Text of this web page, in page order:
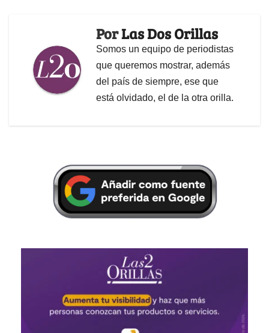
PorLas Dos Orillas
Somos un equipo de periodistas
que queremos mostrar, además
del país de siempre, ese que
está olvidado, el de la otra orilla.